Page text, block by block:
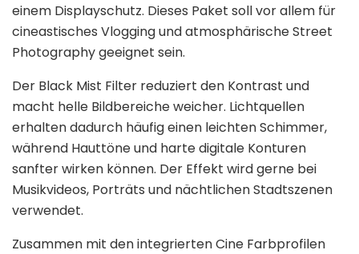
einem Displayschutz. Dieses Paket soll vor allem für
cineastisches Vlogging und atmosphärische Street
Photography geeignet sein.
Der Black Mist Filter reduziert den Kontrast und
macht helle Bildbereiche weicher. Lichtquellen
erhalten dadurch häufig einen leichten Schimmer,
während Hauttöne und harte digitale Konturen
sanfter wirken können. Der Effekt wird gerne bei
Musikvideos, Porträts und nächtlichen Stadtszenen
verwendet.
Zusammen mit den integrierten Cine Farbprofilen